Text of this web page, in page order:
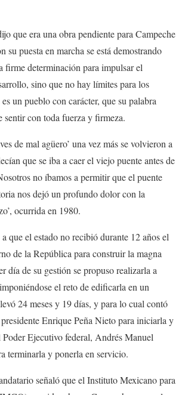
que era una obra pendiente para Campeche
su puesta en marcha se está demostrando
firme determinación para impulsar el
sino que no hay límites para los
un pueblo con carácter, que su palabra
sentir con toda fuerza y firmeza.
de mal agüero’ una vez más se volvieron a
que se iba a caer el viejo puente antes de
no íbamos a permitir que el puente
nos dejó un profundo dolor con la
ocurrida en 1980.
que el estado no recibió durante 12 años el
de la República para construir la magna
día de su gestión se propuso realizarla a
el reto de edificarla en un
24 meses y 19 días, y para lo cual contó
Enrique Peña Nieto para iniciarla y
Ejecutivo federal, Andrés Manuel
terminarla y ponerla en servicio.
señaló que el Instituto Mexicano para